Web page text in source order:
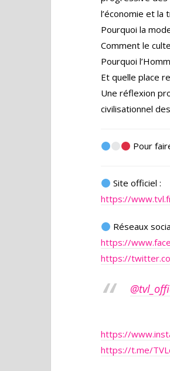
l’économie et
Pourquoi la
Comment le
Pourquoi
Et quelle place
Une réflexion
civilisationnel
Pour
Site officiel :
https://
Réseaux
https://
https://
https://
https://t.me/